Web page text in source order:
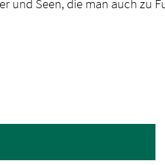
und Seen, die man auch zu